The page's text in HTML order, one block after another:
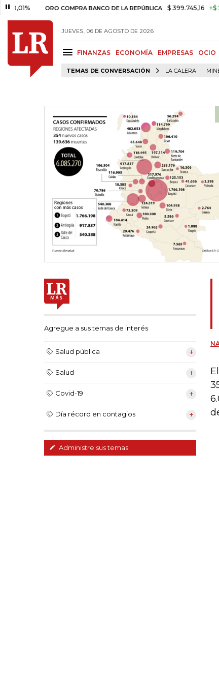
ORO COMPRA BANCO DE LA REPÚBLICA $ 399.745,16 +$ 2.295,71
JUEVES, 06 DE AGOSTO DE 2026
FINANZAS ECONOMÍA EMPRESAS OCIO
TEMAS DE CONVERSACIÓN LA CALERA
Agregue a sus temas de interés
Salud pública
Salud
Covid-19
Día récord en contagios
Administre sus temas